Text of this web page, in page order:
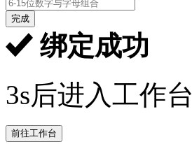
完成
绑定成功
3s后进入工作台
前往工作台